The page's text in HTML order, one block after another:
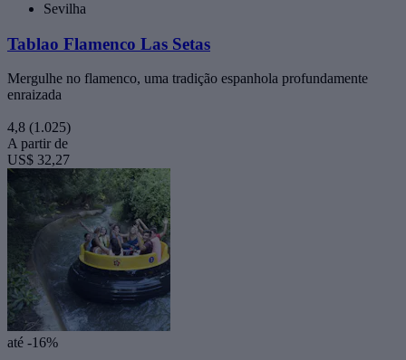
Sevilha
Tablao Flamenco Las Setas
Mergulhe no flamenco, uma tradição espanhola profundamente
enraizada
4,8 (1.025)
A partir de
US$ 32,27
até -16%